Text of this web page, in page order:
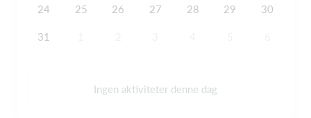
24 25 26 27 28 29 30
31
Ingen aktiviteter denne dag